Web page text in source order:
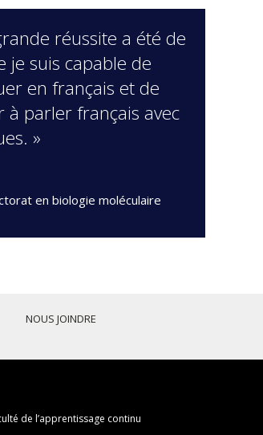
réussite a été de
je suis capable de
en français et de
à parler français avec
»
en biologie moléculaire
NOUS JOINDRE
de l’apprentissage continu